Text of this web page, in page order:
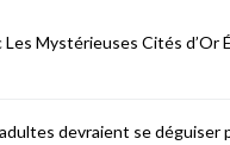
Les Mystérieuses Cités d’Or
devraient se déguiser